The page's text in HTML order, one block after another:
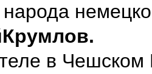
в Чешском